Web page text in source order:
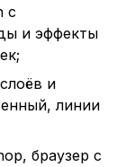
с
и эффекты
и
линии
браузер с